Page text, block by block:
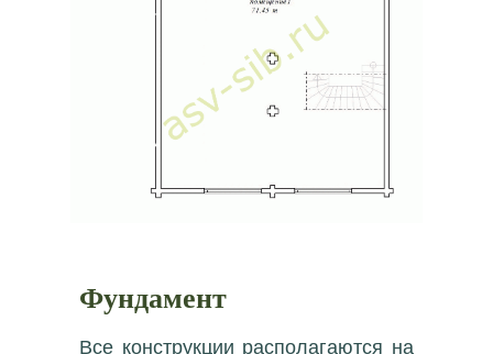
Фундамент
Все конструкции располагаются на